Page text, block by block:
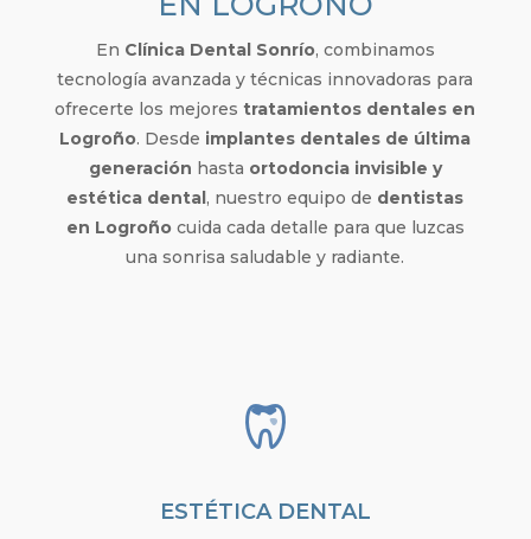
En Clínica Dental Sonrío, combinamos
tecnología avanzada y técnicas innovadoras para
ofrecerte los mejorestratamientos dentales en
Logroño. Desde implantes dentales de última
generación hasta ortodoncia invisible y
estética dental, nuestro equipo de dentistas
en Logroño cuida cada detalle para que luzcas
una sonrisa saludable y radiante.
ESTÉTICA DENTAL